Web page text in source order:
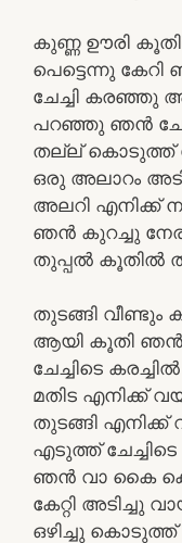
കുണ്ണ ഊരി
പെട്ടെന്നു
ചേച്ചി കരഞ്ഞു
പറഞ്ഞു ഞൻ
തല്ല് കൊടുത്ത്
ഒരു അലാറം
അലറി എനിക്ക്
ഞൻ കുറച്ചു
തുപ്പൽ കൂതിൽ
തുടങ്ങി വീണ്ടും
ആയി കൂതി ഞൻ
ചേച്ചിടെ
മതിട എനിക്ക്
തുടങ്ങി
എടുത്ത് ചേച്ചിടെ
ഞൻ വാ കൈ
കേറ്റി അടിച്ചു
ഒഴിച്ചു കൊടുത്ത്